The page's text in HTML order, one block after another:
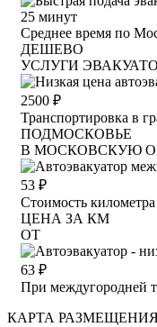
25 минут
Среднее время по
ДЕШЕВО
УСЛУГИ
2500 ₽
Транспортировка в
ПОДМОСКОВЬЕ
В МОСКОВСКУЮ
53 ₽
Стоимость
ЦЕНА ЗА КМ
ОТ
63 ₽
При междугородней
КАРТА